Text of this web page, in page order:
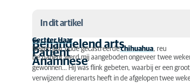
In dit artikel
Behandelend arts
Patiënt
Behandelend arts
Gert ter Haar
Patiënt
Negen jaar oude gecastreerdechihuahua, reu
Anamnese
De patiënt werd mij aangeboden ongeveer twee
gewonnen… Hij was flink gebeten, waarbij er een
verwijzend dierenarts heeft in de afgelopen twee